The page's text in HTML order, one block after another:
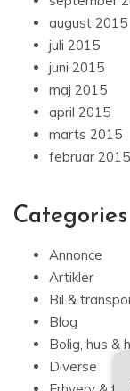
august 2015
juli 2015
juni 2015
maj 2015
april 2015
marts 2015
februar 2015
Categories
Annonce
Artikler
Bil &
Blog
Bolig, hus &
Diverse